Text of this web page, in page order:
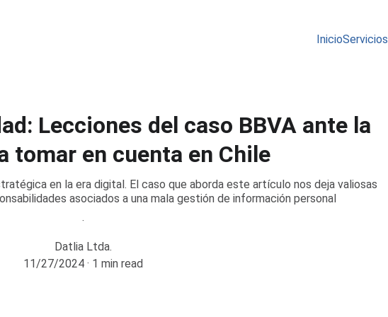
InicioServicios
Lecciones del caso BBVA ante la
tomar en cuenta en Chile
en la era digital. El caso que aborda este artículo nos deja valiosas
asociados a una mala gestión de información personal
Datlia Ltda.
11/27/2024
1 min read